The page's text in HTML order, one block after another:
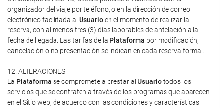
organizador del viaje por teléfono, o en la dirección de correo
electrónico facilitada al Usuarioen el momento de realizar la
reserva, con al menos tres (3) días laborables de antelación a la
fecha de llegada. Las tarifas de la Plataforma por modificación,
cancelación o no presentación se indican en cada reserva formal.
12. ALTERACIONES
La Plataforma se compromete a prestar al Usuariotodos los
servicios que se contraten a través de los programas que aparecen
en el Sitio web, de acuerdo con las condiciones y características